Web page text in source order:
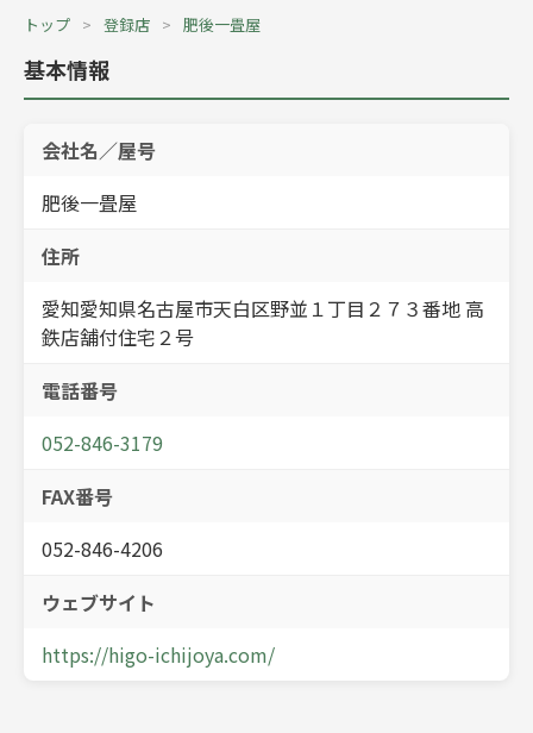
トップ 登録店 肥後一畳屋
基本情報
会社名／屋号
肥後一畳屋
住所
愛知愛知県名古屋市天白区野並１丁目２７３番地 高
鉄店舗付住宅２号
電話番号
052-846-3179
FAX番号
052-846-4206
ウェブサイト
https://higo-ichijoya.com/